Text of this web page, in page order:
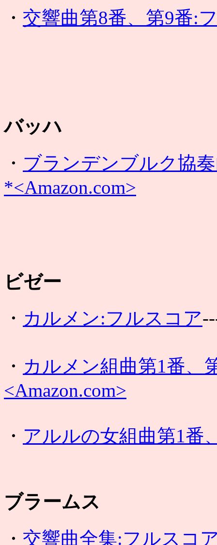
・ 交響曲第8番、第9番:
バッハ
・ ブランデンブルク協
*<Amazon.com>
ビゼー
・ カルメン:フルスコア
・ カルメン組曲第1番、
<Amazon.com>
・ アルルの女組曲第1番
ブラームス
・ 交響曲全集:フルスコ